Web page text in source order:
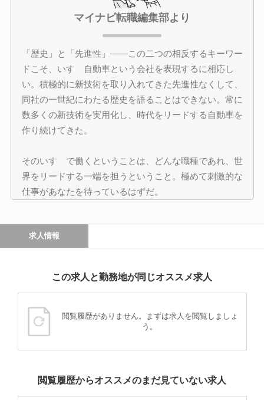
マイナビ転職編集部より
「歴史」と「先進性」――この二つの相反するキーワー
ドこそ、いすゞ自動車という会社を表現するに相応し
い。積極的に新技術を取り入れてきた先進性なくして、
同社の一世紀にわたる歴史を語ることはできない。常に
数多くの新技術を実用化し、時代をリードする自動車を
作り続けてきた。
そのいすゞで働くということは、どんな職種であれ、世
界をリードする一端を担うということ。極めて刺激的な
仕事があなたを待っているはずだ。
求人情報
この求人と勤務地が同じオススメ求人
閲覧履歴がありません。まずは求人を閲覧しましょ
う。
閲覧履歴からオススメのまだ見ていない求人